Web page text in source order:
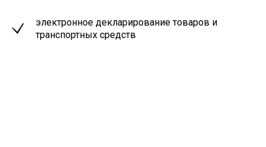
электронное декларирование товаров и
транспортных средств